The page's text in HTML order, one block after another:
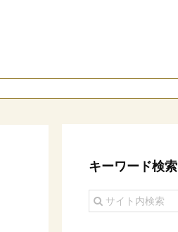
キーワード検索